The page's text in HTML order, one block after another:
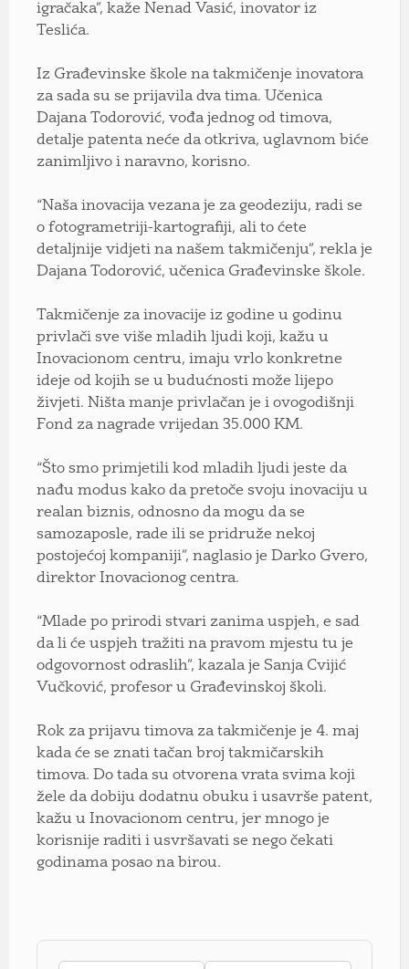
igračaka”, kaže Nenad Vasić, inovator iz
Teslića.
Iz Građevinske škole na takmičenje inovatora
za sada su se prijavila dva tima. Učenica
Dajana Todorović, vođa jednog od timova,
detalje patenta neće da otkriva, uglavnom biće
zanimljivo i naravno, korisno.
“Naša inovacija vezana je za geodeziju, radi se
o fotogrametriji-kartografiji, ali to ćete
detaljnije vidjeti na našem takmičenju”, rekla je
Dajana Todorović, učenica Građevinske škole.
Takmičenje za inovacije iz godine u godinu
privlači sve više mladih ljudi koji, kažu u
Inovacionom centru, imaju vrlo konkretne
ideje od kojih se u budućnosti može lijepo
živjeti. Ništa manje privlačan je i ovogodišnji
Fond za nagrade vrijedan 35.000 KM.
“Što smo primjetili kod mladih ljudi jeste da
nađu modus kako da pretoče svoju inovaciju u
realan biznis, odnosno da mogu da se
samozaposle, rade ili se pridruže nekoj
postojećoj kompaniji”, naglasio je Darko Gvero,
direktor Inovacionog centra.
“Mlade po prirodi stvari zanima uspjeh, e sad
da li će uspjeh tražiti na pravom mjestu tu je
odgovornost odraslih”, kazala je Sanja Cvijić
Vučković, profesor u Građevinskoj školi.
Rok za prijavu timova za takmičenje je 4. maj
kada će se znati tačan broj takmičarskih
timova. Do tada su otvorena vrata svima koji
žele da dobiju dodatnu obuku i usavrše patent,
kažu u Inovacionom centru, jer mnogo je
korisnije raditi i usvršavati se nego čekati
godinama posao na birou.